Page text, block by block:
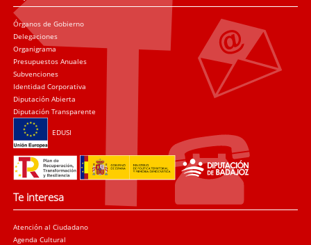
Órganos de Gobierno
Delegaciones
Organigrama
Presupuestos Anuales
Subvenciones
Identidad Corporativa
Diputación Abierta
Diputación Transparente
EDUSI
Te interesa
Atención al Ciudadano
Agenda Cultural